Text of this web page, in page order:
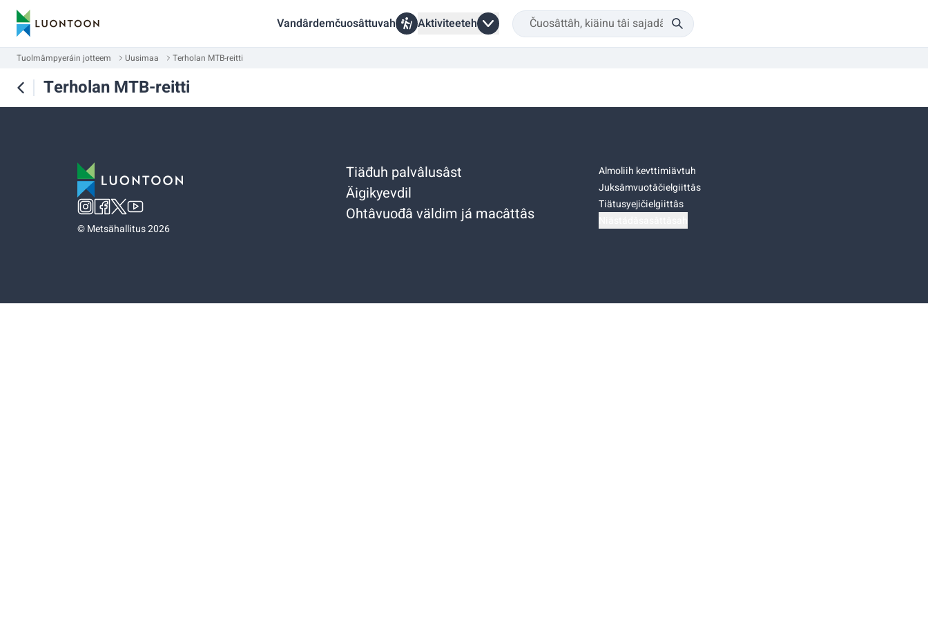
Vandârdemčuosâttuvah Aktiviteeteh
Tuolmâmpyeráin jotteem Uusimaa Terholan MTB-reitti
Terholan MTB-reitti
©Metsähallitus 2026
Tiäđuh palvâlusâst
Äigikyevdil
Ohtâvuođâ väldim já macâttâs
Almoliih kevttimiävtuh
Juksâmvuotâčielgiittâs
Tiätusyejičielgiittâs